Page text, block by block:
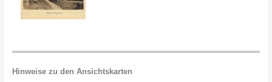
Hinweise zu den Ansichtskarten